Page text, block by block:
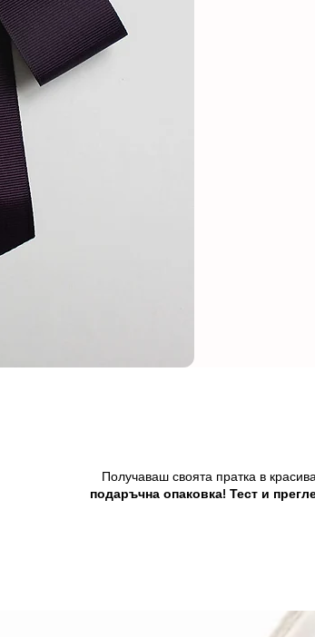
Получаваш своята пратка в
подаръчна опаковка! Тест и